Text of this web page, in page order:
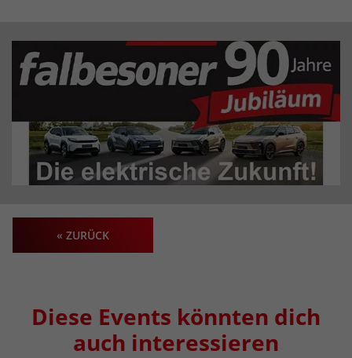
« ZURÜCK
Diese Events könnten dich
auch interessieren